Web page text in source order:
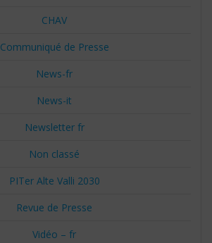
CHAV
Communiqué de Presse
News-fr
News-it
Newsletter fr
Non classé
PITer Alte Valli 2030
Revue de Presse
Vidéo – fr